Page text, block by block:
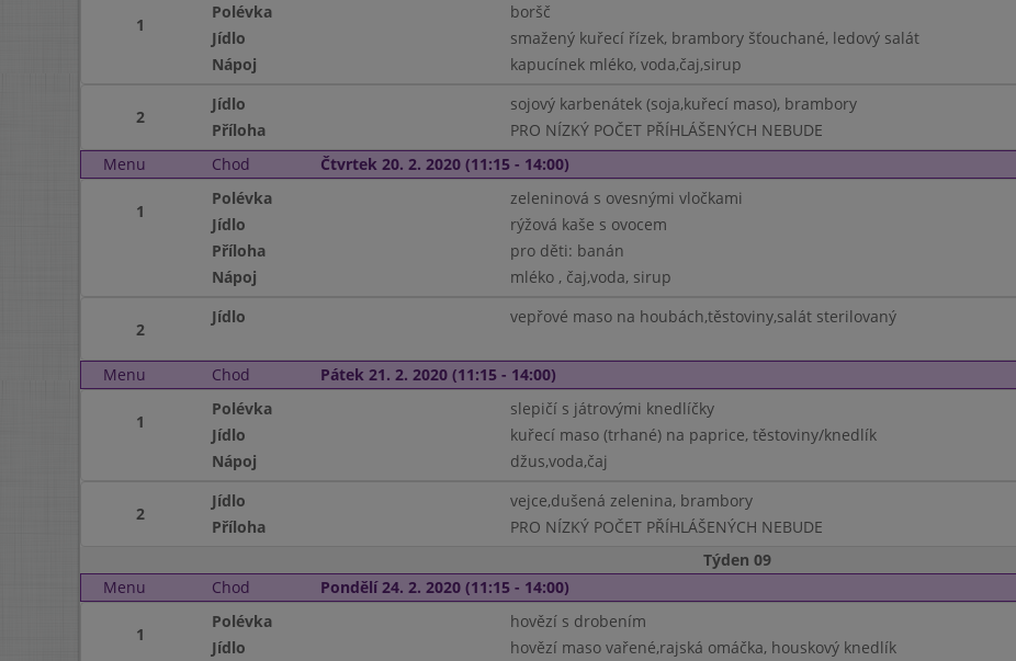
1
Polévka boršč
Jídlo
smažený kuřecí řízek, brambory šťouchané, ledový salát
Nápoj
kapucínek mléko, voda,čaj,sirup
2
Jídlo sojový karbenátek (soja,kuřecí maso), brambory
Příloha
PRO NÍZKÝ POČET PŘÍHLÁŠENÝCH NEBUDE
Menu
Chod Čtvrtek 20. 2. 2020 (11:15 - 14:00)
1
Polévka zeleninová s ovesnými vločkami
Jídlo
rýžová kaše s ovocem
Příloha
pro děti: banán
Nápoj
mléko , čaj,voda, sirup
2
Jídlo vepřové maso na houbách,těstoviny,salát sterilovaný
Menu Chod Pátek 21. 2. 2020 (11:15 - 14:00)
1
Polévka slepičí s játrovými knedlíčky
Jídlo
kuřecí maso (trhané) na paprice, těstoviny/knedlík
Nápoj
džus,voda,čaj
2
Jídlo vejce,dušená zelenina, brambory
Příloha
PRO NÍZKÝ POČET PŘÍHLÁŠENÝCH NEBUDE
Týden 09
Menu
Chod Pondělí 24. 2. 2020 (11:15 - 14:00)
1
Polévka hovězí s drobením
Jídlo
hovězí maso vařené,rajská omáčka, houskový knedlík